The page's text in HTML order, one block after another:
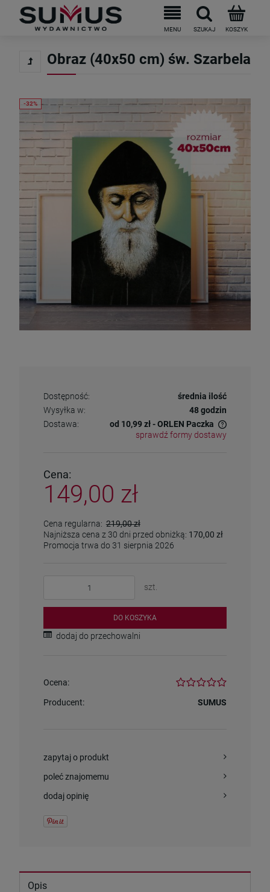
Do darmowej dostawy brakuje 199PLN
29,99 zł
Obraz (40x50 cm) św. Szarbela
Dostępność:
średnia ilość
Wysyłka w:
48 godzin
Dostawa:
od 10,99 zł- ORLEN Paczka
Cena nie zawiera ewentualnych kosztów płatności
sprawdź formy dostawy
Cena:
149,00 zł
Cena regularna: 219,00 zł
Najniższa cena z 30 dni przed obniżką: 170,00 zł
Promocja trwa do 31 sierpnia 2026
szt.
DO KOSZYKA
dodaj do przechowalni
Ocena:
Producent: SUMUS
zapytaj o produkt
poleć znajomemu
dodaj opinię
Opis